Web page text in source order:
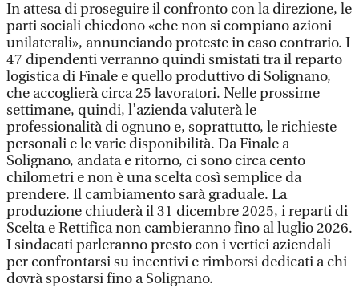
In attesa di proseguire il confronto con la direzione, le
parti sociali chiedono «che non si compiano azioni
unilaterali», annunciando proteste in caso contrario. I
47 dipendenti verranno quindi smistati tra il reparto
logistica di Finale e quello produttivo di Solignano,
che accoglierà circa 25 lavoratori. Nelle prossime
settimane, quindi, l’azienda valuterà le
professionalità di ognuno e, soprattutto, le richieste
personali e le varie disponibilità. Da Finale a
Solignano, andata e ritorno, ci sono circa cento
chilometri e non è una scelta così semplice da
prendere. Il cambiamento sarà graduale. La
produzione chiuderà il 31 dicembre 2025, i reparti di
Scelta e Rettifica non cambieranno fino al luglio 2026.
I sindacati parleranno presto con i vertici aziendali
per confrontarsi su incentivi e rimborsi dedicati a chi
dovrà spostarsi fino a Solignano.